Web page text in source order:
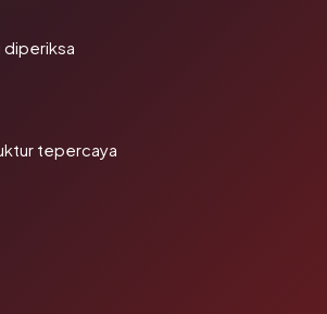
diperiksa
tepercaya